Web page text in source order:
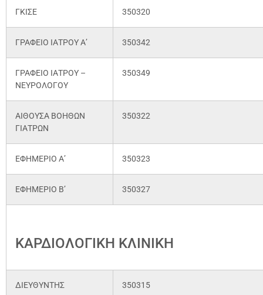
ΓΚΙΣΕ 350320
ΓΡΑΦΕΙΟ ΙΑΤΡΟΥ Α’ 350342
ΓΡΑΦΕΙΟ ΙΑΤΡΟΥ –
ΝΕΥΡΟΛΟΓΟΥ
350349
ΑΙΘΟΥΣΑ ΒΟΗΘΩΝ
ΓΙΑΤΡΩΝ
350322
ΕΦΗΜΕΡΙΟ Α’ 350323
ΕΦΗΜΕΡΙΟ Β’ 350327
ΚΑΡΔΙΟΛΟΓΙΚΗ ΚΛΙΝΙΚΗ
ΔΙΕΥΘΥΝΤΗΣ 350315